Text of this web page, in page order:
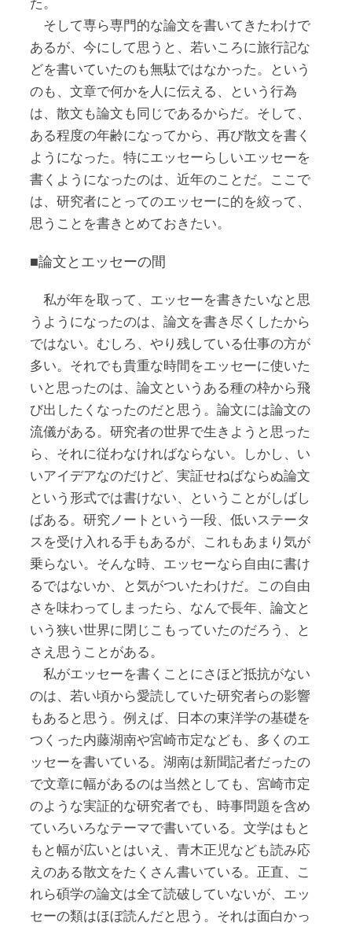
そして専ら専門的な論文を書いてきたわけで
あるが、今にして思うと、若いころに旅行記な
どを書いていたのも無駄ではなかった。という
のも、文章で何かを人に伝える、という行為
は、散文も論文も同じであるからだ。そして、
ある程度の年齢になってから、再び散文を書く
ようになった。特にエッセーらしいエッセーを
書くようになったのは、近年のことだ。ここで
は、研究者にとってのエッセーに的を絞って、
思うことを書きとめておきたい。
■論文とエッセーの間
私が年を取って、エッセーを書きたいなと思
うようになったのは、論文を書き尽くしたから
ではない。むしろ、やり残している仕事の方が
多い。それでも貴重な時間をエッセーに使いた
いと思ったのは、論文というある種の枠から飛
び出したくなったのだと思う。論文には論文の
流儀がある。研究者の世界で生きようと思った
ら、それに従わなければならない。しかし、い
いアイデアなのだけど、実証せねばならぬ論文
という形式では書けない、ということがしばし
ばある。研究ノートという一段、低いステータ
スを受け入れる手もあるが、これもあまり気が
乗らない。そんな時、エッセーなら自由に書け
るではないか、と気がついたわけだ。この自由
さを味わってしまったら、なんで長年、論文と
いう狭い世界に閉じこもっていたのだろう、と
さえ思うことがある。
私がエッセーを書くことにさほど抵抗がない
のは、若い頃から愛読していた研究者らの影響
もあると思う。例えば、日本の東洋学の基礎を
つくった内藤湖南や宮崎市定なども、多くのエ
ッセーを書いている。湖南は新聞記者だったの
で文章に幅があるのは当然としても、宮崎市定
のような実証的な研究者でも、時事問題を含め
ていろいろなテーマで書いている。文学はもと
もと幅が広いとはいえ、青木正児なども読み応
えのある散文をたくさん書いている。正直、こ
れら碩学の論文は全て読破していないが、エッ
セーの類はほぼ読んだと思う。それは面白かっ